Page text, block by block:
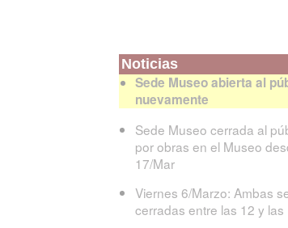
Noticias
Sede Museo abierta al
nuevamente
Sede Museo cerrada al
por obras en el Museo
17/Mar
Viernes 6/Marzo: Ambas
cerradas entre las 12 y las